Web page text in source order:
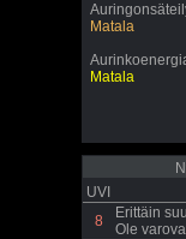
Matala
Matala
UVI
8
Erittäin
Ole